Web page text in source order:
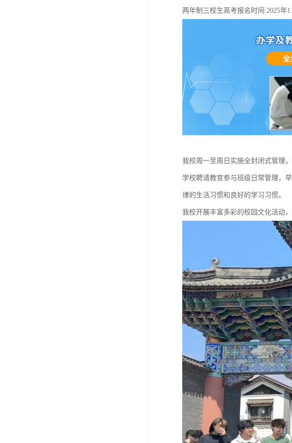
两年制三校生高考报名时间:2025年
我校周一至周日实施全封闭式管理
学校聘请教官参与班级日常管理，
律的生活习惯和良好的学习习惯。
我校开展丰富多彩的校园文化活动